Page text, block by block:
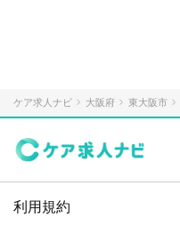
ケア求人ナビ 大阪府 東大阪市
利用規約